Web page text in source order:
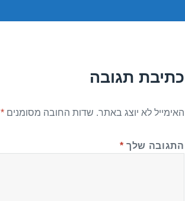
כתיבת תגובה
האימייל לא יוצג באתר. שדות החובה מסומנים*
התגובה שלך *